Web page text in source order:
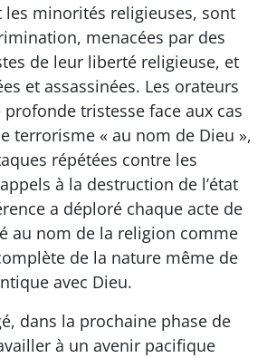
minorités religieuses, sont
menacées par des
de leur liberté religieuse, et
et assassinées. Les orateurs
tristesse face aux cas
terrorisme « au nom de Dieu »,
répétées contre les
à la destruction de l’état
a déploré chaque acte de
au nom de la religion comme
de la nature même de
avec Dieu.
dans la prochaine phase de
à un avenir pacifique